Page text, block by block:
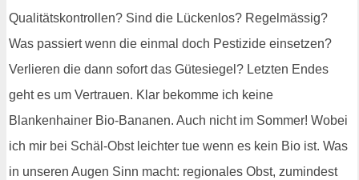
Qualitätskontrollen? Sind die Lückenlos? Regelmässig?
Was passiert wenn die einmal doch Pestizide einsetzen?
Verlieren die dann sofort das Gütesiegel? Letzten Endes
geht es um Vertrauen. Klar bekomme ich keine
Blankenhainer Bio-Bananen. Auch nicht im Sommer! Wobei
ich mir bei Schäl-Obst leichter tue wenn es kein Bio ist. Was
in unseren Augen Sinn macht: regionales Obst, zumindest